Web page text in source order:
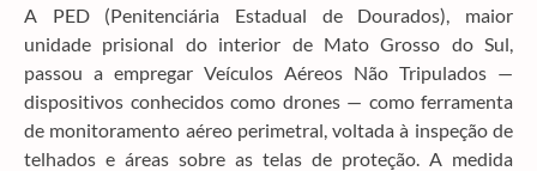
A PED (Penitenciária Estadual de Dourados), maior
unidade prisional do interior de Mato Grosso do Sul,
passou a empregar Veículos Aéreos Não Tripulados —
dispositivos conhecidos como drones — como ferramenta
de monitoramento aéreo perimetral, voltada à inspeção de
telhados e áreas sobre as telas de proteção. A medida